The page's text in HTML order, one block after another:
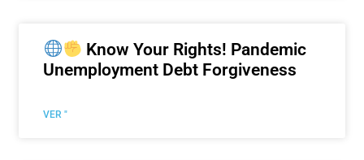
Know Your Rights! Pandemic
Unemployment Debt Forgiveness
VER "